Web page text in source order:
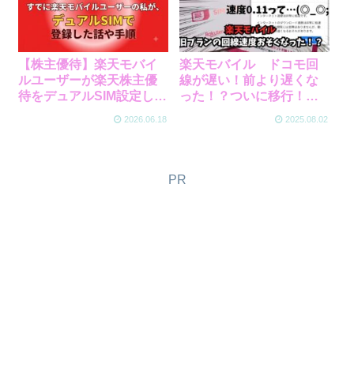
【株主優待】楽天モバイ
ルユーザーが楽天株主優
待をデュアルSIM設定した
2026.06.18
楽天モバイル ドコモ回
線が遅い！前より遅くな
った！？ついに移行！ド
2025.08.02
PR